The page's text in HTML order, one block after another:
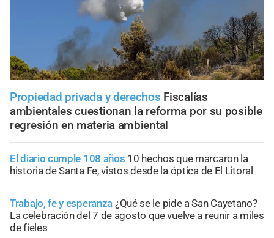
Propiedad privada y derechos Fiscalías
ambientales cuestionan la reforma por su posible
regresión en materia ambiental
El diario cumple 108 años 10 hechos que marcaron la
historia de Santa Fe, vistos desde la óptica de El Litoral
Trabajo, fe y esperanza ¿Qué se le pide a San Cayetano?
La celebración del 7 de agosto que vuelve a reunir a miles
de fieles